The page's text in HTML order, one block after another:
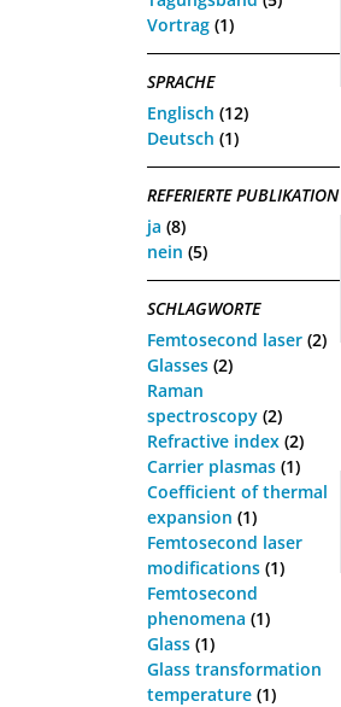
Vortrag (1)
SPRACHE
Englisch (12)
Deutsch (1)
REFERIERTE PUBLIKATION
ja (8)
nein (5)
SCHLAGWORTE
Femtosecond laser (2)
Glasses (2)
Raman
spectroscopy (2)
Refractive index (2)
Carrier plasmas (1)
Coefficient of thermal
expansion (1)
Femtosecond laser
modifications (1)
Femtosecond
phenomena (1)
Glass (1)
Glass transformation
temperature (1)